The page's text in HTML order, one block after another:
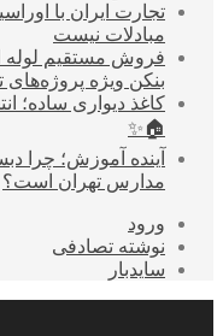
تجارت ایران با
مبادلات نیست
فروش مستقیم لوله
بنکن ویژه پروژه‌های
کاغذ دیواری ساده؛
🏠✨
آینده آموزش؛ چرا
مدارس تهران است؟
ورود
نوشته تصادفی
سایدبار